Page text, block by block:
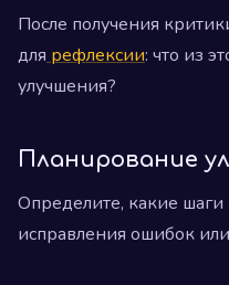
После получения
для рефлексии: что из
улучшения?
Планирование
Определите, какие
исправления ошибок